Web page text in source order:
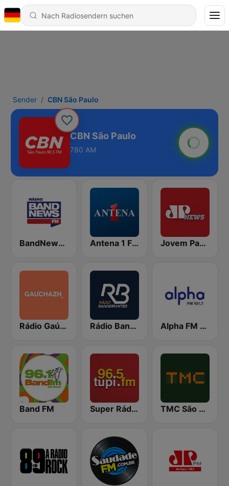
Sender CBN São Paulo
CBN São Paulo
780 AM
BandNews FM - 96.9 SP Antena 1 FM Jovem Pan News
Rádio Gaúcha ZH Rádio Bandeirantes Alpha FM 101.7
Band FM Super Rádio Tupi TMC São Paulo